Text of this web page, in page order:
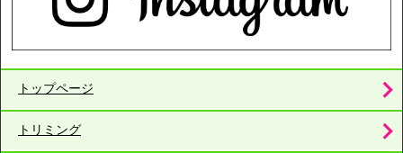
トップページ
トリミング